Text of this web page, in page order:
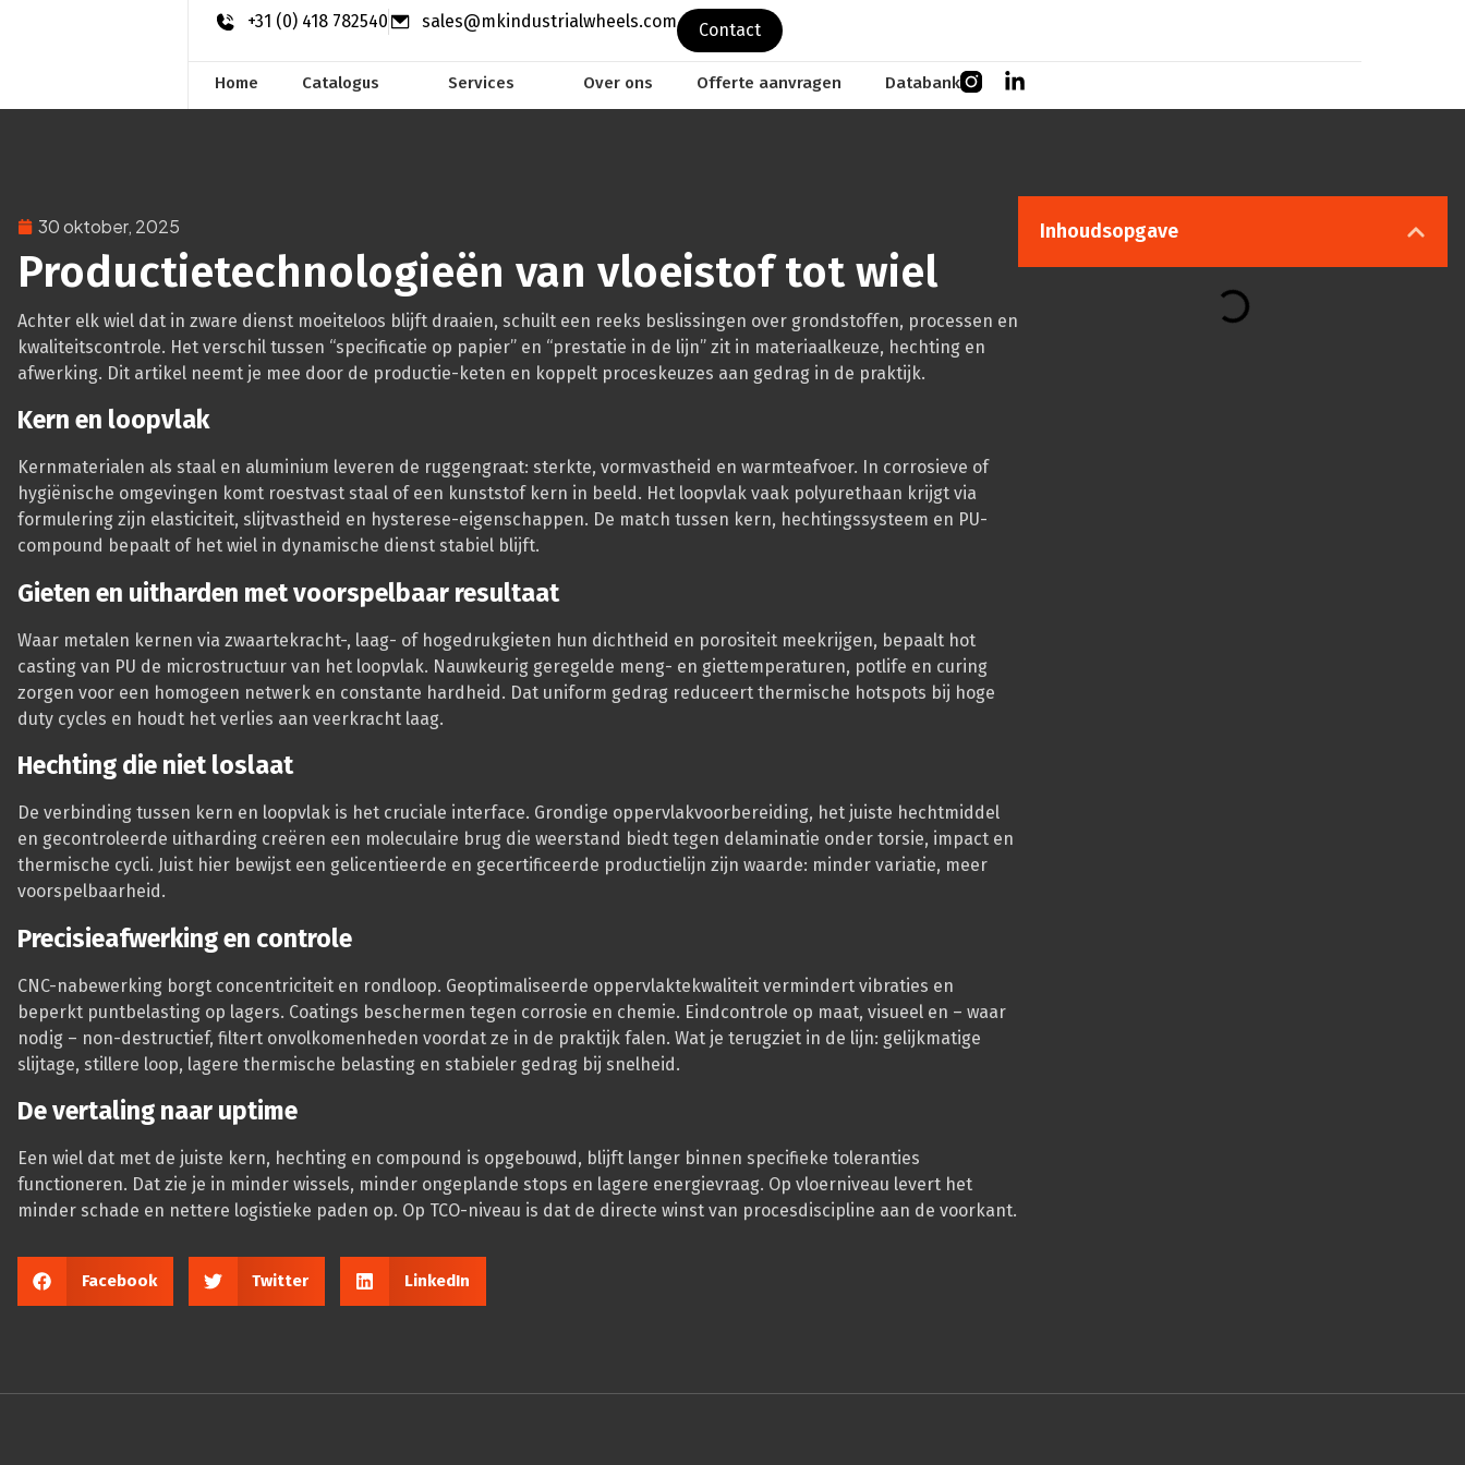
+31 (0) 418 782540 sales@mkindustrialwheels.com Contact
Home Catalogus Services Over ons Offerte aanvragen Databank
30 oktober, 2025
Productietechnologieën van vloeistof tot wiel
Achter elk wiel dat in zware dienst moeiteloos blijft draaien, schuilt een reeks beslissingen over grondstoffen, processen en
kwaliteitscontrole. Het verschil tussen “specificatie op papier” en “prestatie in de lijn” zit in materiaalkeuze, hechting en
afwerking. Dit artikel neemt je mee door de productie-keten en koppelt proceskeuzes aan gedrag in de praktijk.
Kern en loopvlak
Kernmaterialen als staal en aluminium leveren de ruggengraat: sterkte, vormvastheid en warmteafvoer. In corrosieve of
hygiënische omgevingen komt roestvast staal of een kunststof kern in beeld. Het loopvlak vaak polyurethaan krijgt via
formulering zijn elasticiteit, slijtvastheid en hysterese-eigenschappen. De match tussen kern, hechtingssysteem en PU-
compound bepaalt of het wiel in dynamische dienst stabiel blijft.
Gieten en uitharden met voorspelbaar resultaat
Waar metalen kernen via zwaartekracht-, laag- of hogedrukgieten hun dichtheid en porositeit meekrijgen, bepaalt hot
casting van PU de microstructuur van het loopvlak. Nauwkeurig geregelde meng- en giettemperaturen, potlife en curing
zorgen voor een homogeen netwerk en constante hardheid. Dat uniform gedrag reduceert thermische hotspots bij hoge
duty cycles en houdt het verlies aan veerkracht laag.
Hechting die niet loslaat
De verbinding tussen kern en loopvlak is het cruciale interface. Grondige oppervlakvoorbereiding, het juiste hechtmiddel
en gecontroleerde uitharding creëren een moleculaire brug die weerstand biedt tegen delaminatie onder torsie, impact en
thermische cycli. Juist hier bewijst een gelicentieerde en gecertificeerde productielijn zijn waarde: minder variatie, meer
voorspelbaarheid.
Precisieafwerking en controle
CNC-nabewerking borgt concentriciteit en rondloop. Geoptimaliseerde oppervlaktekwaliteit vermindert vibraties en
beperkt puntbelasting op lagers. Coatings beschermen tegen corrosie en chemie. Eindcontrole op maat, visueel en – waar
nodig – non-destructief, filtert onvolkomenheden voordat ze in de praktijk falen. Wat je terugziet in de lijn: gelijkmatige
slijtage, stillere loop, lagere thermische belasting en stabieler gedrag bij snelheid.
De vertaling naar uptime
Een wiel dat met de juiste kern, hechting en compound is opgebouwd, blijft langer binnen specifieke toleranties
functioneren. Dat zie je in minder wissels, minder ongeplande stops en lagere energievraag. Op vloerniveau levert het
minder schade en nettere logistieke paden op. Op TCO-niveau is dat de directe winst van procesdiscipline aan de voorkant.
Facebook Twitter LinkedIn
Inhoudsopgave